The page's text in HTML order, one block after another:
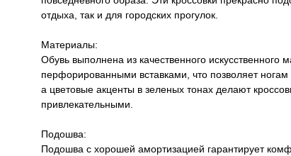
отдыха, так и для городских прогулок.
Материалы:
Обувь выполнена из качественного искусственного
перфорированными вставками, что позволяет
а цветовые акценты в зеленых тонах делают
привлекательными.
Подошва:
Подошва с хорошей амортизацией гарантирует